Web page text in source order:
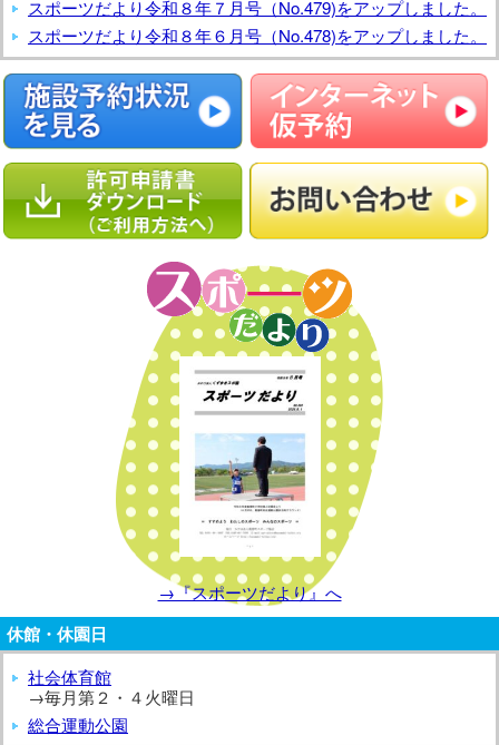
スポーツだより令和８年７月号（No.479)をアップしました。
スポーツだより令和８年６月号（No.478)をアップしました。
→『スポーツだより』へ
休館・休園日
社会体育館
→毎月第２・４火曜日
総合運動公園